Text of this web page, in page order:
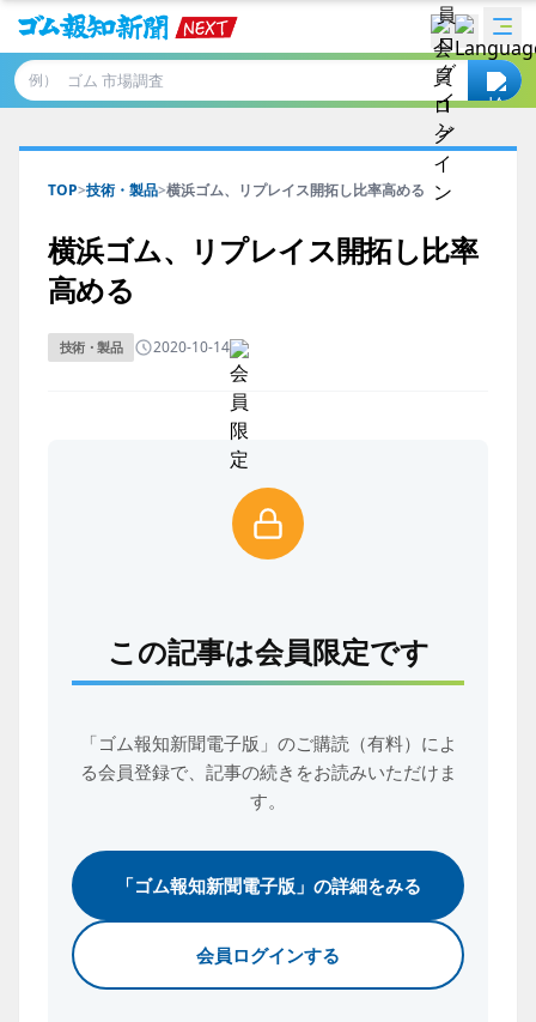
例）
TOP>技術・製品>横浜ゴム、リプレイス開拓し比率高める
横浜ゴム、リプレイス開拓し比率
高める
技術・製品 2020-10-14
この記事は会員限定です
「ゴム報知新聞電子版」のご購読（有料）によ
る会員登録で、 記事の続きをお読みいただけま
す。
「ゴム報知新聞電子版」の詳細をみる
会員ログインする